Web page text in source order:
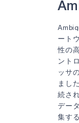
ート
性の
ント
ッサ
まし
続さ
デー
集す